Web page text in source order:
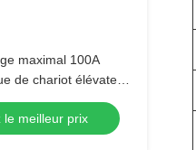
maximal 100A
de chariot élévateur
des performances
le meilleur prix